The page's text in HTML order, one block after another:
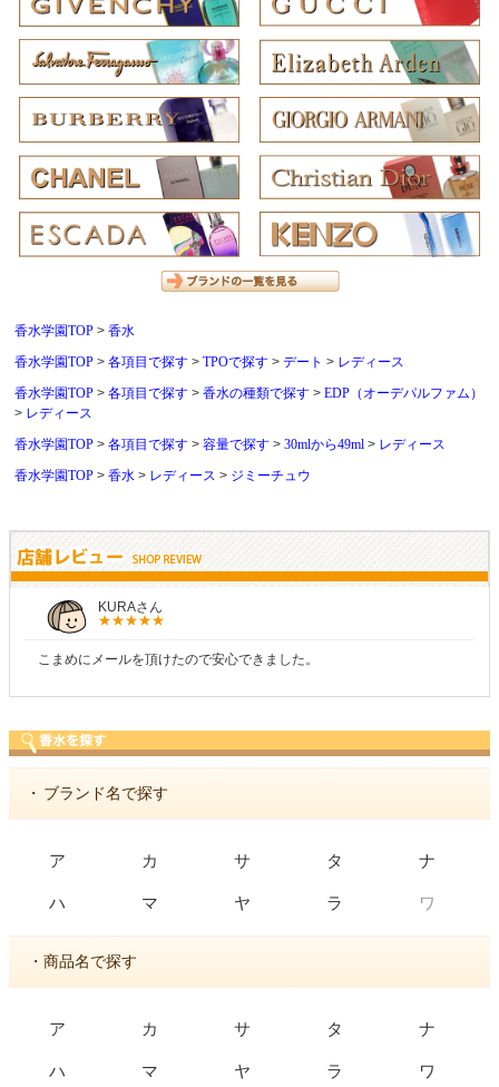
香水学園TOP
香水
香水学園TOP
各項目で探す TPOで探す デート
レディース
香水学園TOP
各項目で探す 香水の種類で探す
EDP（オーデパルファム）
レディース
香水学園TOP
各項目で探す 容量で探す 30mlから49ml
レディース
香水学園TOP
香水 レディース ジミーチュウ
しらすさん
商品が早く届いたのでよかったです。また利用させてもらいます！
・ ブランド名で探す
ア カ サ タ ナ
ハ マ ヤ ラ ワ
・商品名で探す
ア カ サ タ ナ
ハ マ ヤ ラ ワ